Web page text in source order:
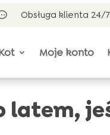
Obsługa klienta 24/7
Moje konto
latem,